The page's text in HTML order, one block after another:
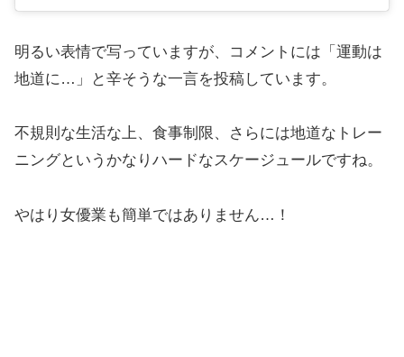
明るい表情で写っていますが、コメントには「運動は
地道に…」と辛そうな一言を投稿しています。
不規則な生活な上、食事制限、さらには地道なトレー
ニングというかなりハードなスケージュールですね。
やはり女優業も簡単ではありません…！